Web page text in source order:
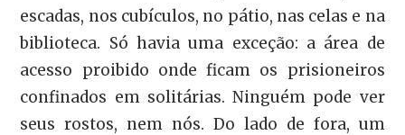
escadas, nos cubículos, no pátio, nas celas e na
biblioteca. Só havia uma exceção: a área de
acesso proibido onde ficam os prisioneiros
confinados em solitárias. Ninguém pode ver
seus rostos, nem nós. Do lado de fora, um